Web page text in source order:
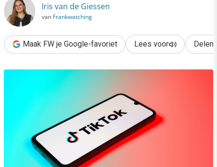
Iris van de Giessen
van Frankwatching
Maak FW je Google-favoriet Lees voor Delen